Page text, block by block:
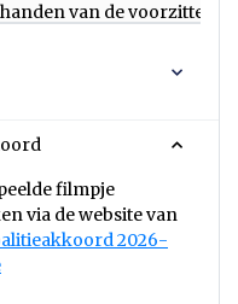
van de voorzitter
filmpje
via de website van
2026-